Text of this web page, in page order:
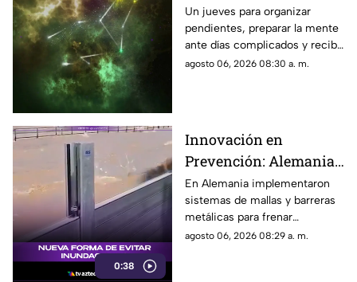
sorpresa muy positiva
Un jueves para organizar
pendientes, preparar la mente
ante días complicados y recibir
una buena noticia que
agosto 06, 2026 08:30 a. m.
0:38
Innovación en
Prevención: Alemania
Implementa Barreras
Metálicas contra
Inundaciones
En Alemania implementaron
sistemas de mallas y barreras
metálicas para frenar
inundaciones, lodo y
agosto 06, 2026 08:29 a. m.